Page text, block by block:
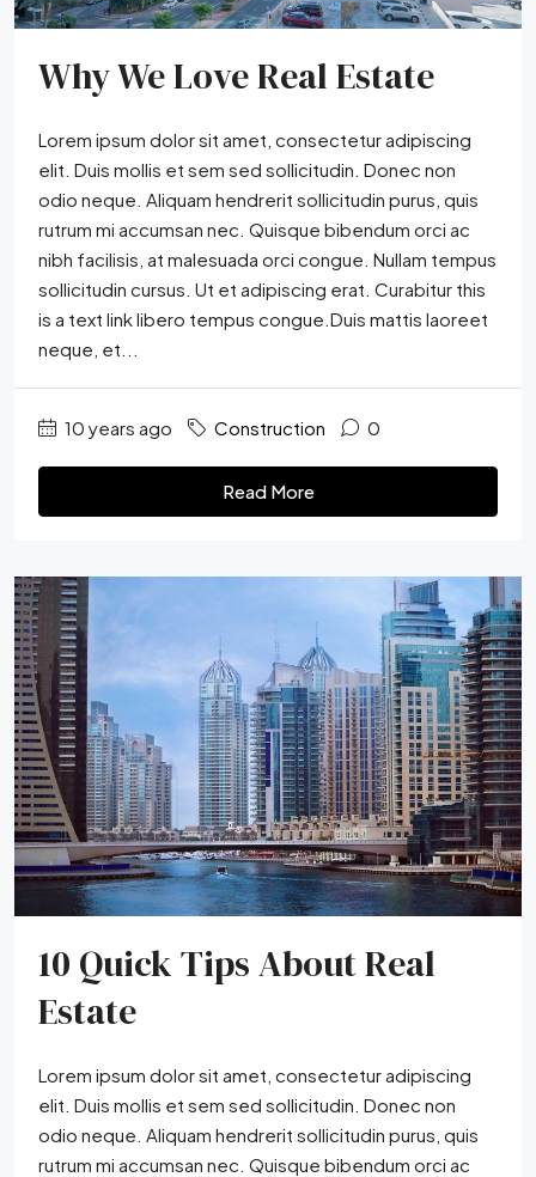
Why We Love Real Estate
Lorem ipsum dolor sit amet, consectetur adipiscing
elit. Duis mollis et sem sed sollicitudin. Donec non
odio neque. Aliquam hendrerit sollicitudin purus, quis
rutrum mi accumsan nec. Quisque bibendum orci ac
nibh facilisis, at malesuada orci congue. Nullam tempus
sollicitudin cursus. Ut et adipiscing erat. Curabitur this
is a text link libero tempus congue.Duis mattis laoreet
neque, et...
10 years ago Construction 0
Read More
10 Quick Tips About Real
Estate
Lorem ipsum dolor sit amet, consectetur adipiscing
elit. Duis mollis et sem sed sollicitudin. Donec non
odio neque. Aliquam hendrerit sollicitudin purus, quis
rutrum mi accumsan nec. Quisque bibendum orci ac